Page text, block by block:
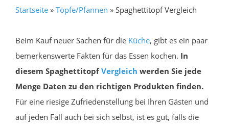
Startseite » Töpfe/Pfannen » Spaghettitopf Vergleich
Beim Kauf neuer Sachen für die Küche, gibt es ein paar
bemerkenswerte Fakten für das Essen kochen. In
diesem SpaghettitopfVergleich werden Sie jede
Menge Daten zu den richtigen Produkten finden.
Für eine riesige Zufriedenstellung bei Ihren Gästen und
auf jeden Fall auch bei sich selbst, ist es gut, falls die